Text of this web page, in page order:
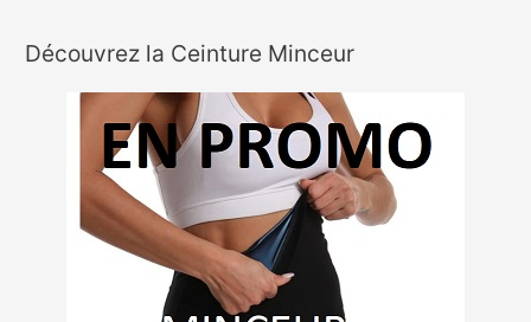
Découvrez la Ceinture Minceur